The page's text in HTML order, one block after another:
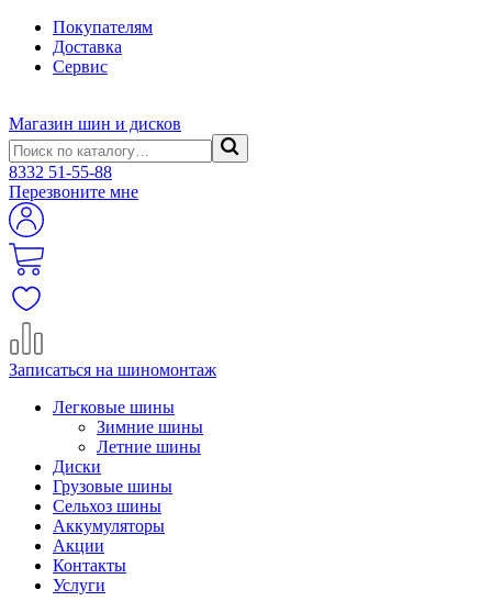
Покупателям
Доставка
Сервис
Магазин шин и дисков
8332 51-55-88
Перезвоните мне
Записаться на шиномонтаж
Легковые шины
Зимние шины
Летние шины
Диски
Грузовые шины
Сельхоз шины
Аккумуляторы
Акции
Контакты
Услуги